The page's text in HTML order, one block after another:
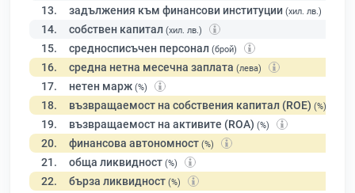
13. задължения към финансови институции (хил. лв.)
14. собствен капитал (хил. лв.)
15. средносписъчен персонал (брой)
16. средна нетна месечна заплата (лева)
17. нетен марж (%)
18. възвращаемост на собствения капитал (ROE) (%)
19. възвращаемост на активите (ROA) (%)
20. финансова автономност (%)
21. обща ликвидност (%)
22. бърза ликвидност (%)